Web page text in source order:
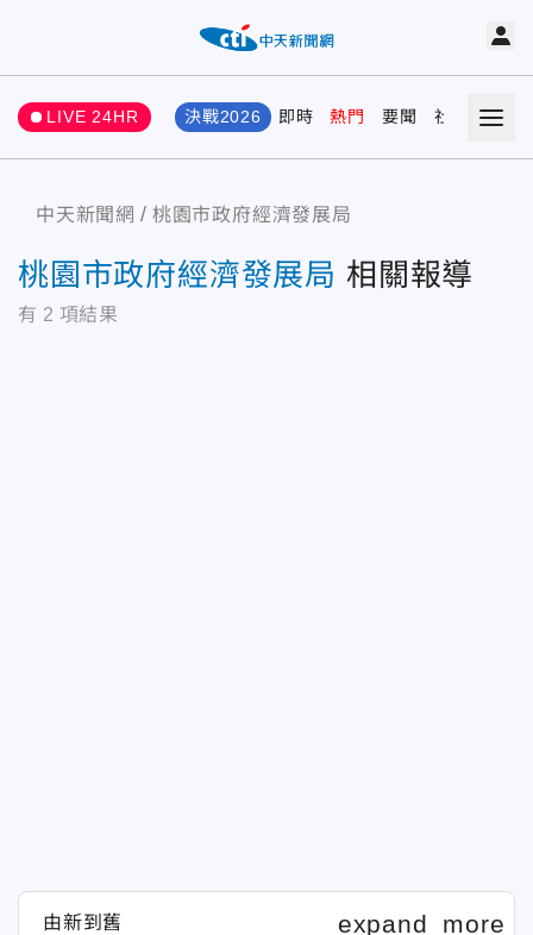
LIVE 24HR 決戰2026 即時 熱門 要聞 社會 娛樂
中天新聞網 桃園市政府經濟發展局
桃園市政府經濟發展局 相關報導
有 2 項結果